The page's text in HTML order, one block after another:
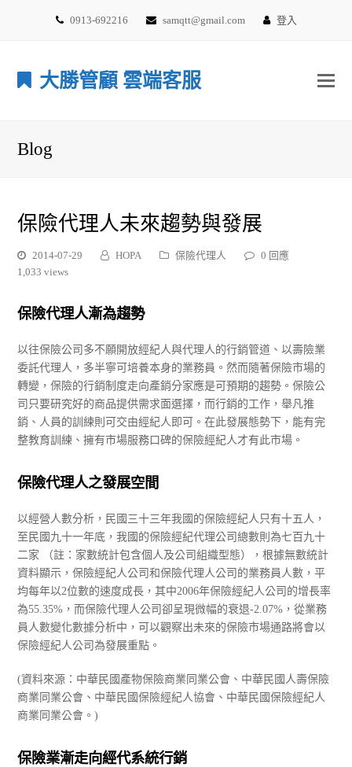
0913-692216 samqtt@gmail.com 登入
大勝管顧 雲端客服
Blog
保險代理人未來趨勢與發展
2014-07-29 HOPA 保險代理人
0 回應
1,033 views
保險代理人漸為趨勢
以往保險公司多不願開放經紀人與代理人的行銷管道、以壽險業
委託代理人，多半寧可培養本身的業務員。然而隨著保險市場的
轉變，保險的行銷制度走向產銷分家應是可預期的趨勢。保險公
司只要研究好的商品提供需求面選擇，而行銷的工作，舉凡推
銷、人員的訓練則可交由經紀人即可。在此發展態勢下，能有完
整教育訓練、擁有市場服務口碑的保險經紀人才有此市場。
保險代理人之發展空間
以經營人數分析，民國三十三年我國的保險經紀人只有十五人，
至民國九十一年底，我國的保險經紀代理公司總數則為七百九十
二家 （註：家數統計包含個人及公司組織型態），根據無數統計
資料顯示，保險經紀人公司和保險代理人公司的業務員人數，平
均每年以2位數的速度成長，其中2006年保險經紀人公司的增長率
為55.35%，而保險代理人公司卻呈現微幅的衰退-2.07%，從業務
員人數變化數據分析中，可以觀察出未來的保險市場通路將會以
保險經紀人公司為發展重點。
(資料來源：中華民國產物保險商業同業公會、中華民國人壽保險
商業同業公會、中華民國保險經紀人協會、中華民國保險經紀人
商業同業公會。)
保險業漸走向經代系統行銷